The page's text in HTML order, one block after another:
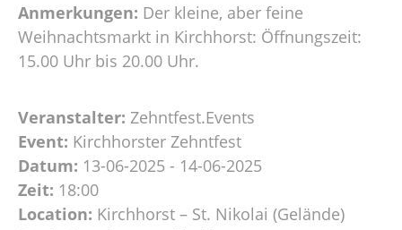
Anmerkungen: Der kleine, aber feine
Weihnachtsmarkt in Kirchhorst: Öffnungszeit:
15.00 Uhr bis 20.00 Uhr.
Veranstalter: Zehntfest.Events
Event: Kirchhorster Zehntfest
Datum: 13-06-2025 - 14-06-2025
Zeit: 18:00
Location: Kirchhorst – St. Nikolai (Gelände)